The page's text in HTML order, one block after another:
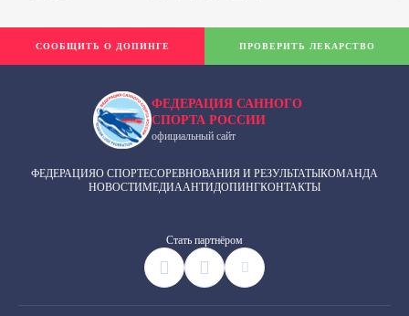
ФЕДЕРАЦИЯ САННОГО
СПОРТА РОССИИ
официальный сайт
ФЕДЕРАЦИЯО СПОРТЕСОРЕВНОВАНИЯ И РЕЗУЛЬТАТЫКОМАНДА
НОВОСТИМЕДИААНТИДОПИНГКОНТАКТЫ
Cтать партнёром
СООБЩИТЬ О ДОПИНГЕ ПРОВЕРИТЬ ЛЕКАРСТВО